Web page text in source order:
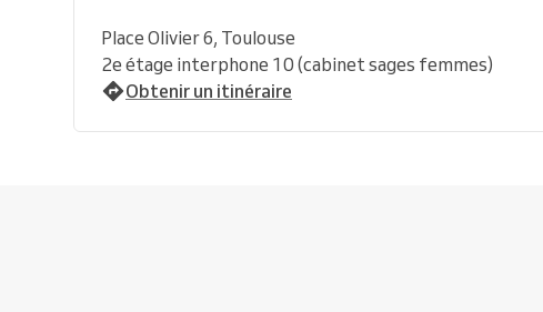
Place Olivier 6, Toulouse
2e étage interphone 10 (cabinet sages femmes)
Obtenir un itinéraire